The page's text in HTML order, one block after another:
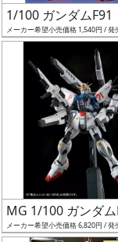
近
日
対象
ギ
1/100 ガンダムF91
メーカー希望小売価格 1,540円 / 発
MG 1/100 ガンダ
メーカー希望小売価格 6,820円 / 発